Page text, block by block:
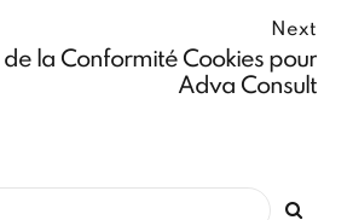
Next
la Conformité Cookies pour
Adva Consult